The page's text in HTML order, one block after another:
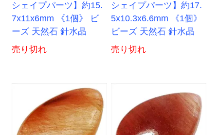
シェイプパーツ】約15.
7x11x6mm 《1個》 ビ
ーズ 天然石 針水晶
売り切れ
シェイプパーツ】約17.
5x10.3x6.6mm 《1個》
ビーズ 天然石 針水晶
売り切れ